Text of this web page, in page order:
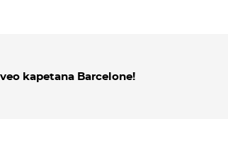
kapetana Barcelone!